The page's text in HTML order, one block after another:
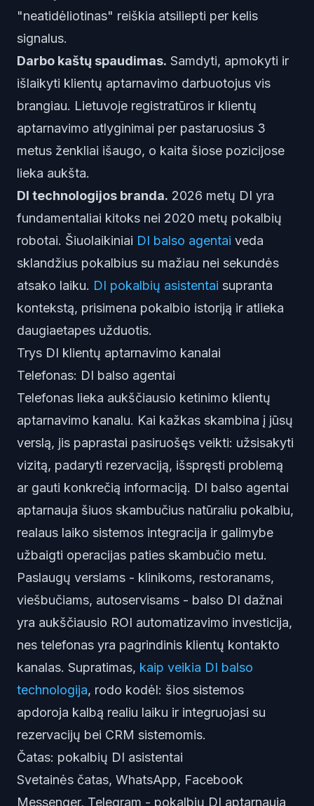
"neatidėliotinas" reiškia atsiliepti per kelis
signalus.
Darbo kaštų spaudimas. Samdyti, apmokyti ir
išlaikyti klientų aptarnavimo darbuotojus vis
brangiau. Lietuvoje registratūros ir klientų
aptarnavimo atlyginimai per pastaruosius 3
metus ženkliai išaugo, o kaita šiose pozicijose
lieka aukšta.
DI technologijos branda. 2026 metų DI yra
fundamentaliai kitoks nei 2020 metų pokalbių
robotai. Šiuolaikiniai DI balso agentai veda
sklandžius pokalbius su mažiau nei sekundės
atsako laiku. DI pokalbių asistentai supranta
kontekstą, prisimena pokalbio istoriją ir atlieka
daugiaetapes užduotis.
Trys DI klientų aptarnavimo kanalai
Telefonas: DI balso agentai
Telefonas lieka aukščiausio ketinimo klientų
aptarnavimo kanalu. Kai kažkas skambina į jūsų
verslą, jis paprastai pasiruošęs veikti: užsisakyti
vizitą, padaryti rezervaciją, išspręsti problemą
ar gauti konkrečią informaciją. DI balso agentai
aptarnauja šiuos skambučius natūraliu pokalbiu,
realaus laiko sistemos integracija ir galimybe
užbaigti operacijas paties skambučio metu.
Paslaugų verslams - klinikoms, restoranams,
viešbučiams, autoservisams - balso DI dažnai
yra aukščiausio ROI automatizavimo investicija,
nes telefonas yra pagrindinis klientų kontakto
kanalas. Supratimas, kaip veikia DI balso
technologija, rodo kodėl: šios sistemos
apdoroja kalbą realiu laiku ir integruojasi su
rezervacijų bei CRM sistemomis.
Čatas: pokalbių DI asistentai
Svetainės čatas, WhatsApp, Facebook
Messenger, Telegram - pokalbių DI aptarnauja